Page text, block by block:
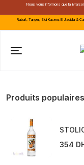
Nous vous informons que la
Rabat, Tanger, Sidi Kacem, El Jadida &
Produits populaires
354